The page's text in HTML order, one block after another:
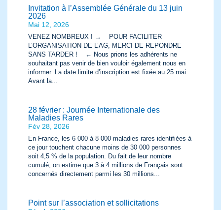
Invitation à l’Assemblée Générale du 13 juin
2026
Mai 12, 2026
VENEZ NOMBREUX ! → POUR FACILITER
L’ORGANISATION DE L’AG, MERCI DE REPONDRE
SANS TARDER ! ← Nous prions les adhérents ne
souhaitant pas venir de bien vouloir également nous en
informer. La date limite d’inscription est fixée au 25 mai.
Avant la...
28 février : Journée Internationale des
Maladies Rares
Fév 28, 2026
En France, les 6 000 à 8 000 maladies rares identifiées à
ce jour touchent chacune moins de 30 000 personnes
soit 4,5 % de la population. Du fait de leur nombre
cumulé, on estime que 3 à 4 millions de Français sont
concernés directement parmi les 30 millions...
Point sur l’association et sollicitations